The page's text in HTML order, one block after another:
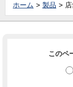
ホーム 製品
このペ